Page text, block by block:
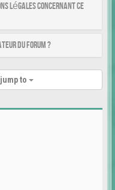
légales concernant ce
du forum ?
to